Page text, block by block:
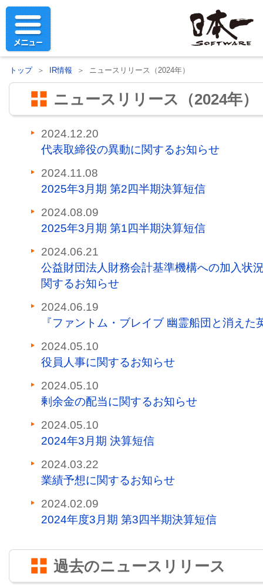
トップ＞ IR情報 ＞ ニュースリリース（2024年）
ニュースリリース（2024年）
2024.12.20
代表取締役の異動に関するお知らせ
2024.11.08
2025年3月期 第2四半期決算短信
2024.08.09
2025年3月期 第1四半期決算短信
2024.06.21
公益財団法人財務会計基準機構への加入状
関するお知らせ
2024.06.19
『ファントム・ブレイブ 幽霊船団と消え
2024.05.10
役員人事に関するお知らせ
2024.05.10
剰余金の配当に関するお知らせ
2024.05.10
2024年3月期 決算短信
2024.03.22
業績予想に関するお知らせ
2024.02.09
2024年度3月期 第3四半期決算短信
過去のニュースリリース